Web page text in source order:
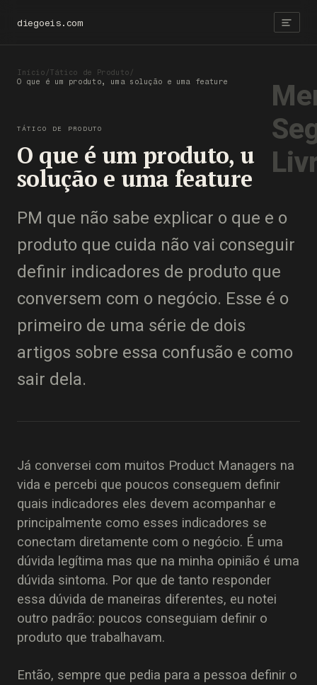
diegoeis.com
Início /Tático de Produto /
O que é um produto, uma solução e uma feature
TÁTICO DE PRODUTO
O que é um produto, uma
solução e uma feature
PM que não sabe explicar o que é o
produto que cuida não vai conseguir
definir indicadores de produto que
conversem com o negócio. Esse é o
primeiro de uma série de dois
artigos sobre essa confusão e como
sair dela.
Já conversei com muitos Product Managers na
vida e percebi que poucos conseguem definir
quais indicadores eles devem acompanhar e
principalmente como esses indicadores se
conectam diretamente com o negócio. É uma
dúvida legítima mas que na minha opinião é uma
dúvida sintoma. Por que de tanto responder
essa dúvida de maneiras diferentes, eu notei
outro padrão: poucos conseguiam definir o
produto que trabalhavam.
Então, sempre que pedia para a pessoa definir o